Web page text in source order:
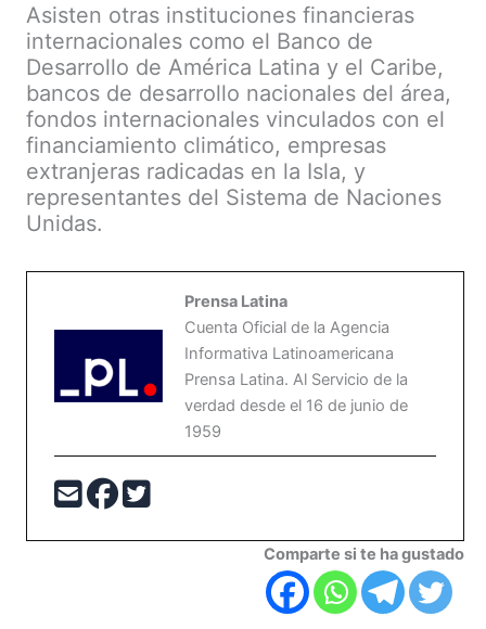
Asisten otras instituciones financieras
internacionales como el Banco de
Desarrollo de América Latina y el Caribe,
bancos de desarrollo nacionales del área,
fondos internacionales vinculados con el
financiamiento climático, empresas
extranjeras radicadas en la Isla, y
representantes del Sistema de Naciones
Unidas.
Prensa Latina
Cuenta Oficial de la Agencia
Informativa Latinoamericana
Prensa Latina. Al Servicio de la
verdad desde el 16 de junio de
1959
Comparte si te ha gustado